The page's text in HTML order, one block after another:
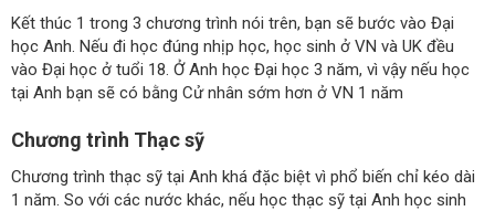
Kết thúc 1 trong 3 chương trình nói trên, bạn sẽ bước vào Đại
học Anh. Nếu đi học đúng nhịp học, học sinh ở VN và UK đều
vào Đại học ở tuổi 18. Ở Anh học Đại học 3 năm, vì vậy nếu học
tại Anh bạn sẽ có bằng Cử nhân sớm hơn ở VN 1 năm
Chương trình Thạc sỹ
Chương trình thạc sỹ tại Anh khá đặc biệt vì phổ biến chỉ kéo dài
1 năm. So với các nước khác, nếu học thạc sỹ tại Anh học sinh